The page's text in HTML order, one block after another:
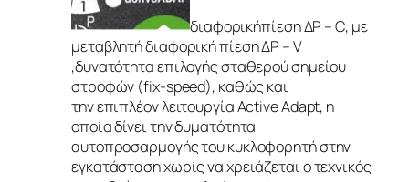
διαφορικήπίεση ΔP – C, με
μεταβλητή διαφορική πίεση ΔP – V
,δυνατότητα επιλογής σταθερού σημείου
στροφών (fix-speed), καθώς και
την επιπλέον λειτουργία Active Adapt, η
οποία δίνει την δυματότητα
αυτοπροσαρμογής του κυκλοφορητή στην
εγκατάσταση χωρίς να χρειάζεται ο τεχνικός